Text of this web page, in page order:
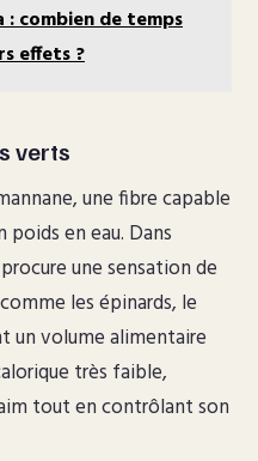
: combien de temps
effets ?
verts
une fibre capable
poids en eau. Dans
une sensation de
les épinards, le
un volume alimentaire
très faible,
tout en contrôlant son